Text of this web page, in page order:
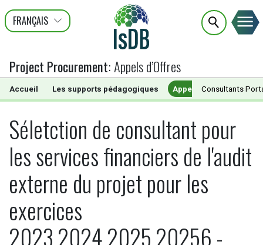
FRANÇAIS
ENGLISH
عربى
Project Procurement: Appels d’Offres
Accueil Les supports pédagogiques Appels d’Offres
Consultants
Séletction de consultant pour
les services financiers de l'audit
externe du projet pour les
exercices
2023,2024,2025,20256 -